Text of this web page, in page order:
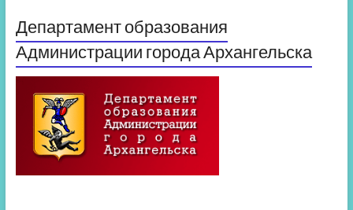
Департамент образования
Администрации города Архангельска